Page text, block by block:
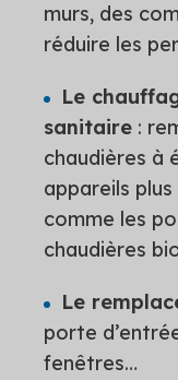
murs, des
réduire les
Le
sanitaire :
chaudières à
appareils
comme les
chaudières
Le
porte
fenêtres…